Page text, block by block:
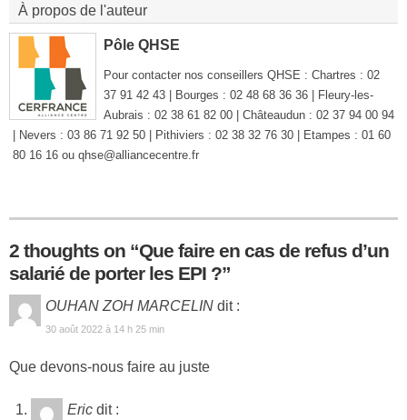
À propos de l'auteur
Pôle QHSE
Pour contacter nos conseillers QHSE : Chartres : 02
37 91 42 43 | Bourges : 02 48 68 36 36 | Fleury-les-
Aubrais : 02 38 61 82 00 | Châteaudun : 02 37 94 00 94
| Nevers : 03 86 71 92 50 | Pithiviers : 02 38 32 76 30 | Etampes : 01 60
80 16 16 ou qhse@alliancecentre.fr
2 thoughts on “Que faire en cas de refus d’un
salarié de porter les EPI ?”
OUHAN ZOH MARCELIN dit :
30 août 2022 à 14 h 25 min
Que devons-nous faire au juste
Eric dit :